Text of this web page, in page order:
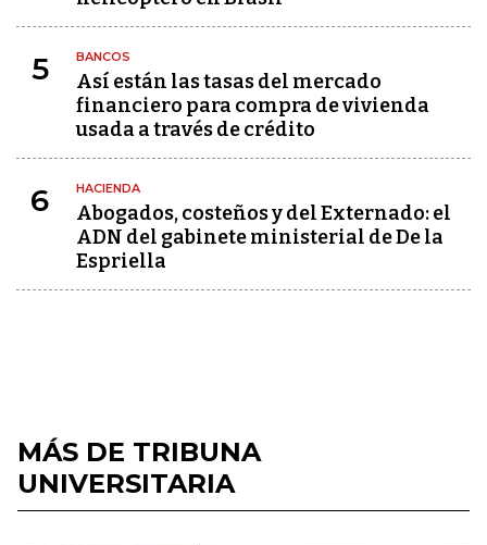
5 BANCOS
Así están las tasas del mercado
financiero para compra de vivienda
usada a través de crédito
6 HACIENDA
Abogados, costeños y del Externado: el
ADN del gabinete ministerial de De la
Espriella
MÁS DE TRIBUNA
UNIVERSITARIA